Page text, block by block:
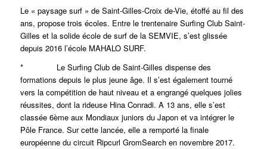
Le « paysage surf » de Saint-Gilles-Croix de-Vie, étoffé au fil des
ans, propose trois écoles. Entre le trentenaire Surfing Club Saint-
Gilles et la solide école de surf de la SEMVIE, s’est glissée
depuis 2016 l’école MAHALO SURF.
* Le Surfing Club de Saint-Gilles dispense des
formations depuis le plus jeune âge. Il s’est également tourné
vers la compétition de haut niveau et a engrangé quelques jolies
réussites, dont la rideuse Hina Conradi. A 13 ans, elle s’est
classée 6ème aux Mondiaux juniors du Japon et va intégrer le
Pôle France. Sur cette lancée, elle a remporté la finale
européenne du circuit Ripcurl GromSearch en novembre 2017.